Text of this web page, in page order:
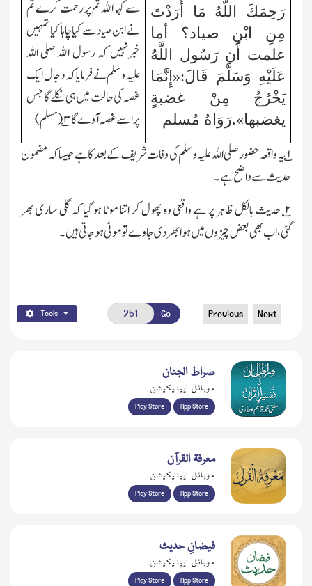
رَحِمَكَ اللَّهُ مَا أَرَدْتَ
مِنِ ابْنِ صياد؟ أما
علمت أَن رَسُول اللَّهُ
عَلَيْهِ وَسَلَّمَ قَالَ:«إِنَّمَا
يَخْرُجُ مِنْ غضبةٍ
يغضبها».رَوَاهُ مُسلم
سے کہا الله تم پر رحمت کرے تم
نے ابن صیاد سے کیا چاہا کیا تمہیں
خبرنہیں کہ رسول الله صلی اللہ
علیہ و سلم نے فرمایا کہ دجال ایک
غصہ کی حالت میں ہی نکلے گا جس
پر اسے غصہ آوے گا۳؎(مسلم)
۱؎یہ واقعہ حضور صلی اللہ علیہ و سلم کی وفات شریف کے بعد کا ہے جیساکہ مضمون
حدیث سے واضح ہے۔
۲؎ حدیث بالکل ظاہر پر ہے واقعی وہ پھول کر اتنا موٹا ہوگیا کہ گلی ساری بھر
گئی،اب بھی بعض چیزوں میں ہوا بھردی جاوے تو موٹی ہو جاتی ہیں۔
Tools Go Previous Next
صراط الجنان
موبائل ایپلیکیشن
Play Store App Store
معرفۃ القرآن
موبائل ایپلیکیشن
Play Store App Store
فیضانِ حدیث
موبائل ایپلیکیشن
Play Store App Store